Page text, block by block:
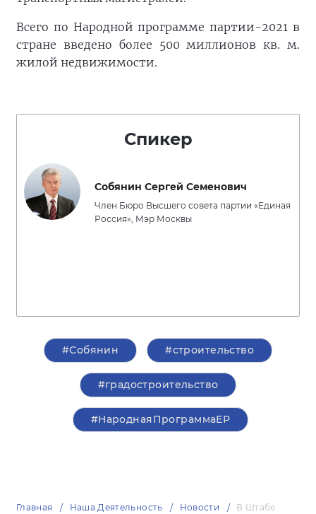
Всего по Народной программе партии-2021 в
стране введено более 500 миллионов кв. м.
жилой недвижимости.
Спикер
Собянин Сергей Семенович
Член Бюро Высшего совета партии «Единая
Россия», Мэр Москвы
#Собянин #строительство
#градостроительство
#НароднаяПрограммаЕР
Главная Наша Деятельность Новости
В Штабе